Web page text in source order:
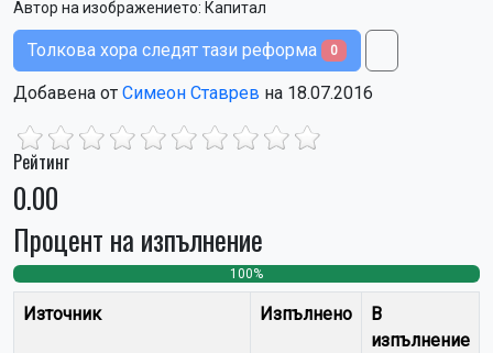
Автор на изображението: Капитал
Толкова хора следят тази реформа 0
Добавена от Симеон Ставрев на 18.07.2016
Рейтинг
0.00
Процент на изпълнение
100%
Източник Изпълнено
В
изпълнение